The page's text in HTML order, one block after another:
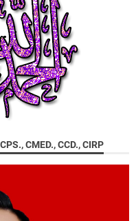
CMED., CCD., CIRP